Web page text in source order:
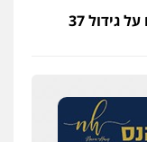
כתב אישום על גידול 37